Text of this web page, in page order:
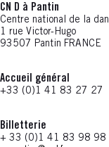
CN D à Pantin
Centre national de la
1 rue Victor-Hugo
93507 Pantin FRANCE
Accueil général
+33 (0)1 41 83 27 27
Billetterie
+ 33 (0)1 41 83 98 98